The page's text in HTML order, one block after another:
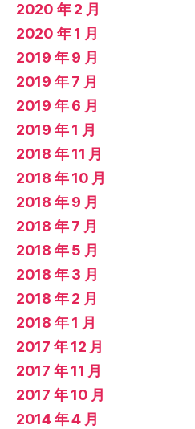
2020 年 2 月
2020 年 1 月
2019 年 9 月
2019 年 7 月
2019 年 6 月
2019 年 1 月
2018 年 11 月
2018 年 10 月
2018 年 9 月
2018 年 7 月
2018 年 5 月
2018 年 3 月
2018 年 2 月
2018 年 1 月
2017 年 12 月
2017 年 11 月
2017 年 10 月
2014 年 4 月